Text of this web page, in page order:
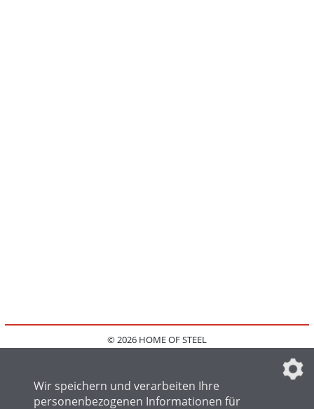
© 2026 HOME OF STEEL
IMPRESSUM
FAQ
DATENSCHUTZEINSTELLUNGEN
Wir speichern und verarbeiten Ihre
personenbezogenen Informationen für